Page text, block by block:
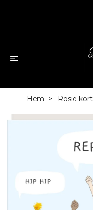
Hem Rosie kort